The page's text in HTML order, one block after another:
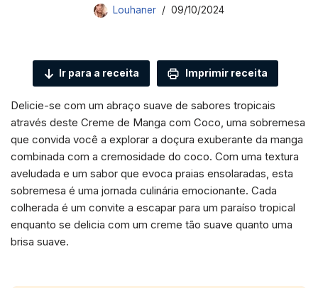
Louhaner 09/10/2024
Ir para a receita Imprimir receita
Delicie-se com um abraço suave de sabores tropicais
através deste Creme de Manga com Coco, uma sobremesa
que convida você a explorar a doçura exuberante da manga
combinada com a cremosidade do coco. Com uma textura
aveludada e um sabor que evoca praias ensolaradas, esta
sobremesa é uma jornada culinária emocionante. Cada
colherada é um convite a escapar para um paraíso tropical
enquanto se delicia com um creme tão suave quanto uma
brisa suave.